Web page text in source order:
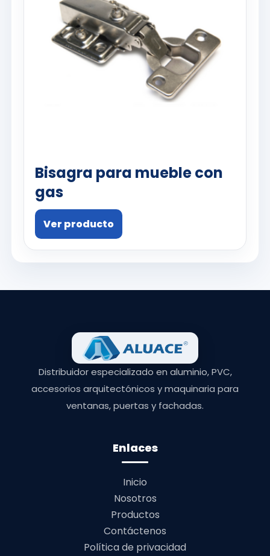
Bisagra para mueble con
gas
Ver producto
Distribuidor especializado en aluminio, PVC,
accesorios arquitectónicos y maquinaria para
ventanas, puertas y fachadas.
Enlaces
Inicio
Nosotros
Productos
Contáctenos
Política de privacidad